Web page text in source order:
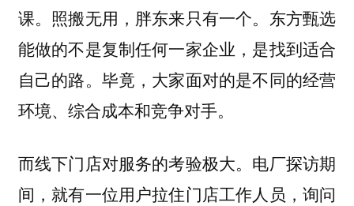
课。照搬无用，胖东来只有一个。东方甄选
能做的不是复制任何一家企业，是找到适合
自己的路。毕竟，大家面对的是不同的经营
环境、综合成本和竞争对手。
而线下门店对服务的考验极大。电厂探访期
间，就有一位用户拉住门店工作人员，询问